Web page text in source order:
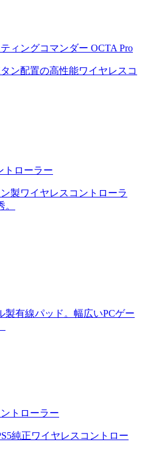
ィングコマンダー OCTA Pro
ン配置の高性能ワイヤレスコ
トローラー
製ワイヤレスコントローラ
製有線パッド。幅広いPCゲー
トローラー
純正ワイヤレスコントロー